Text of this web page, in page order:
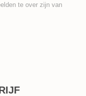
te over zijn van